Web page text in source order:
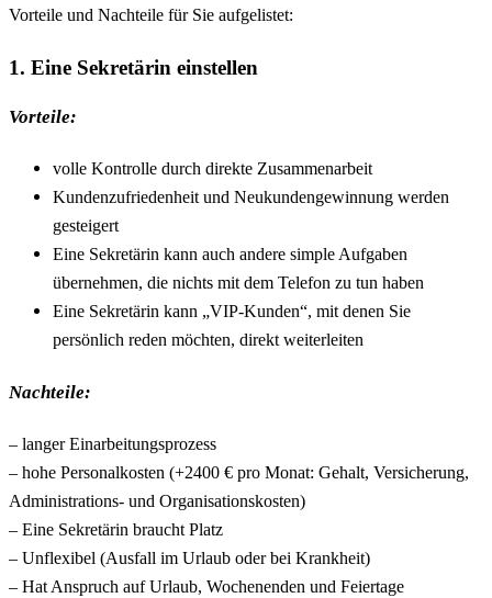
Vorteile und Nachteile für Sie aufgelistet:
1. Eine Sekretärin einstellen
Vorteile:
volle Kontrolle durch direkte Zusammenarbeit
Kundenzufriedenheit und Neukundengewinnung werden
gesteigert
Eine Sekretärin kann auch andere simple Aufgaben
übernehmen, die nichts mit dem Telefon zu tun haben
Eine Sekretärin kann „VIP-Kunden“, mit denen Sie
persönlich reden möchten, direkt weiterleiten
Nachteile:
– langer Einarbeitungsprozess
– hohe Personalkosten (+2400 € pro Monat: Gehalt, Versicherung,
Administrations- und Organisationskosten)
– Eine Sekretärin braucht Platz
– Unflexibel (Ausfall im Urlaub oder bei Krankheit)
– Hat Anspruch auf Urlaub, Wochenenden und Feiertage